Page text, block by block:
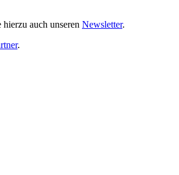
auch unseren Newsletter.
.